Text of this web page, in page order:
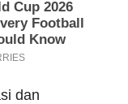
dan